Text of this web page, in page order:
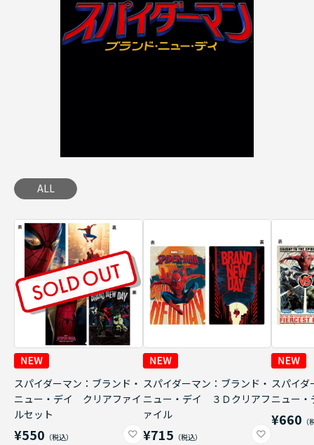
ALL
スパイダーマン：ブランド・
ニュー・デイ クリアファイ
ルセット
¥550
スパイダーマン：ブランド・
ニュー・デイ ３Ｄクリアフ
ァイル
¥715
スパイダ
ニュー
¥660